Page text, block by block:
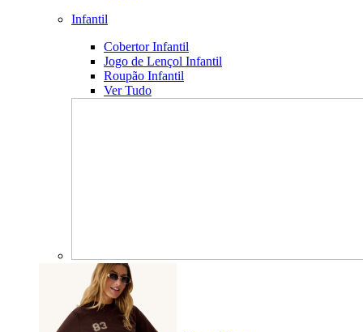
Infantil
Cobertor Infantil
Jogo de Lençol Infantil
Roupão Infantil
Ver Tudo